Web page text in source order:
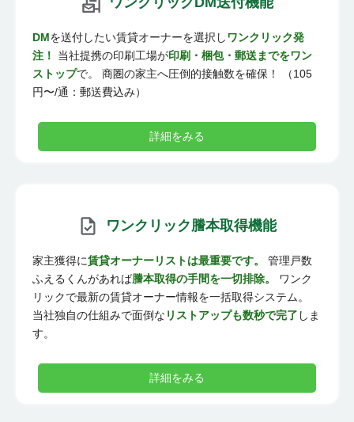
DMを送付したい賃貸オーナーを選択しワンクリック発
注！
当社提携の印刷工場が印刷・梱包・郵送までをワン
ストップで。 商圏の家主へ圧倒的接触数を確保！ （105
円〜/通：郵送費込み）
詳細をみる
ワンクリック謄本取得機能
家主獲得に賃貸オーナーリストは最重要です。
管理戸数
ふえるくんがあれば謄本取得の手間を一切排除。
ワンク
リックで最新の賃貸オーナー情報を一括取得システム。
当社独自の仕組みで面倒な リストアップも数秒で完了 しま
す。
詳細をみる